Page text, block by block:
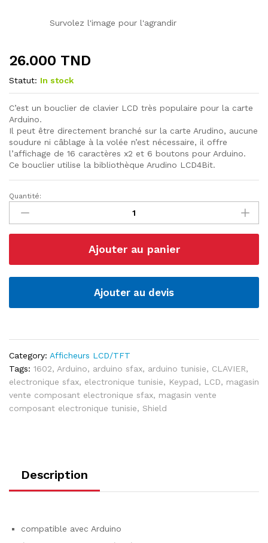
Survolez l'image pour l'agrandir
26.000 TND
Statut: In stock
C’est un bouclier de clavier LCD très populaire pour la carte
Arduino.
Il peut être directement branché sur la carte Arudino, aucune
soudure ni câblage à la volée n’est nécessaire, il offre
l’affichage de 16 caractères x2 et 6 boutons pour Arduino.
Ce bouclier utilise la bibliothèque Arudino LCD4Bit.
Afficheur
LCD
1602
Avec
quantité
Quantité:
Ajouter au panier
Ajouter au devis
Category: Afficheurs LCD/TFT
Tags: 1602, Arduino, arduino sfax, arduino tunisie, CLAVIER,
electronique sfax, electronique tunisie, Keypad, LCD, magasin
vente composant electronique sfax, magasin vente
composant electronique tunisie, Shield
Description
compatible avec Arduino